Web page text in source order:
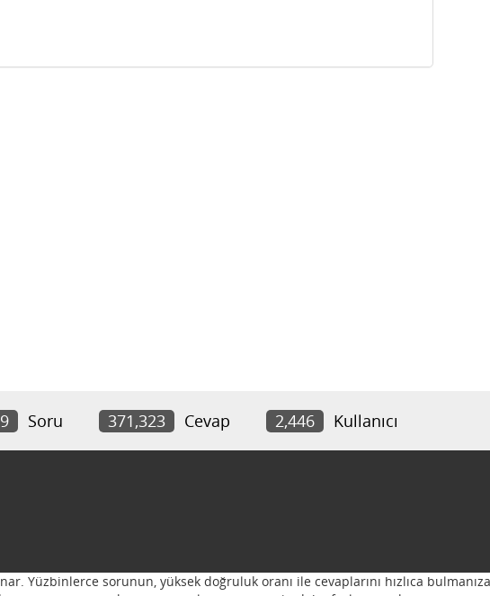
Soru 371,323 Cevap 2,446 Kullanıcı
Yüzbinlerce sorunun, yüksek doğruluk oranı ile cevaplarını hızlıca